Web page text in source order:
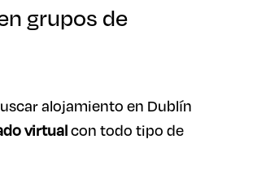
grupos de
alojamiento en Dublín
virtualcon todo tipo de